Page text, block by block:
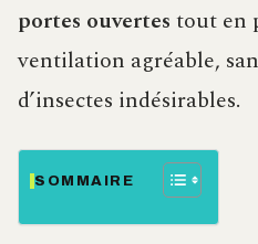
portes ouvertes tout en
ventilation agréable,
d’insectes indésirables.
SOMMAIRE